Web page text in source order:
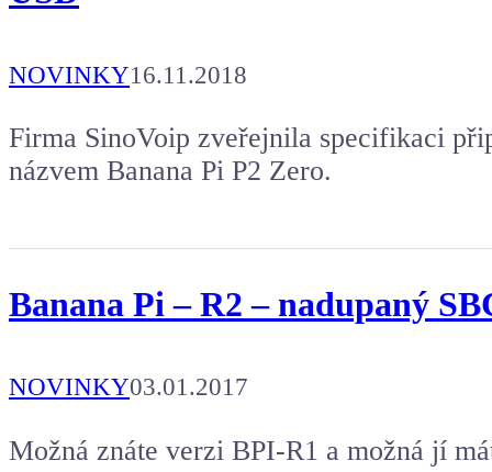
NOVINKY16.11.2018
Firma SinoVoip zveřejnila specifikaci
názvem Banana Pi P2 Zero.
Banana Pi – R2 – nadupaný
NOVINKY03.01.2017
Možná znáte verzi BPI-R1 a možná jí